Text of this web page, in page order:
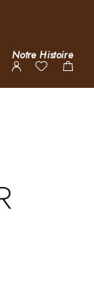
Notre Histoire